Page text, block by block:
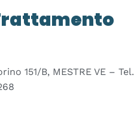
151/B, MESTRE VE – Tel.